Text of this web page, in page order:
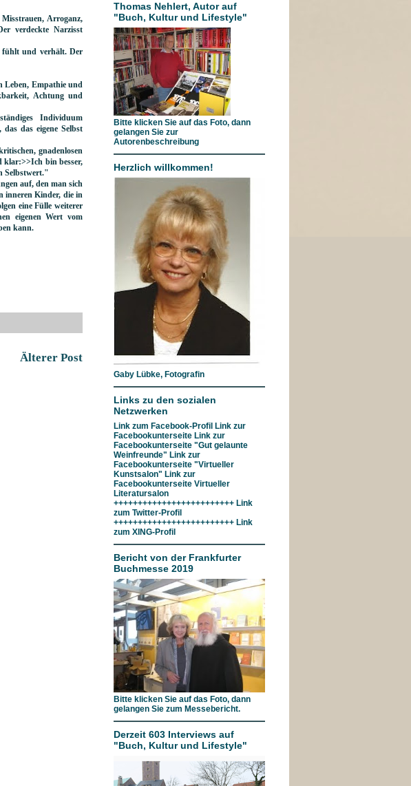
Arroganz,
verdeckte Narzisst
fühlt und verhält. Der
Leben, Empathie und
Achtung und
Individuum
das eigene Selbst
gnadenlosen
klar:>>Ich bin besser,
Selbstwert."
auf, den man sich
inneren Kinder, die in
eine Fülle weiterer
eigenen Wert vom
kann.
Älterer Post
Thomas Nehlert, Autor auf
"Buch, Kultur und Lifestyle"
Bitte klicken Sie auf das Foto, dann
gelangen Sie zur
Autorenbeschreibung
Herzlich willkommen!
Gaby Lübke, Fotografin
Links zu den sozialen
Netzwerken
Link zum Facebook-Profil Link zur
Facebookunterseite Link zur
Facebookunterseite "Gut gelaunte
Weinfreunde" Link zur
Facebookunterseite "Virtueller
Kunstsalon" Link zur
Facebookunterseite Virtueller
Literatursalon
+++++++++++++++++++++++++ Link
zum Twitter-Profil
+++++++++++++++++++++++++ Link
zum XING-Profil
Bericht von der Frankfurter
Buchmesse 2019
Bitte klicken Sie auf das Foto, dann
gelangen Sie zum Messebericht.
Derzeit 603 Interviews auf
"Buch, Kultur und Lifestyle"